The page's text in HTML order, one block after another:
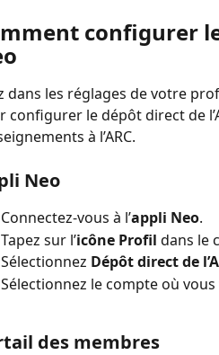
configurer
dans les réglages de votre
configurer le dépôt direct de
à l’ARC.
Neo
Connectez-vous à l’appli Neo.
Tapez sur l’icône Profil dans le
Sélectionnez Dépôt direct de
Sélectionnez le compte où vous
des membres